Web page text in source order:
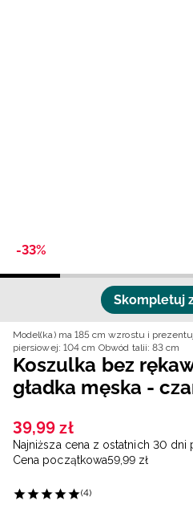
-33%
Skompletuj
Model(ka) ma 185 cm wzrostu i
piersiowej: 104 cm Obwód talii: 83 cm
Koszulka bez
gładka męska -
39,99 zł
Najniższa cena z ostatnich 30 dni
Cena początkowa59,99 zł
(4)